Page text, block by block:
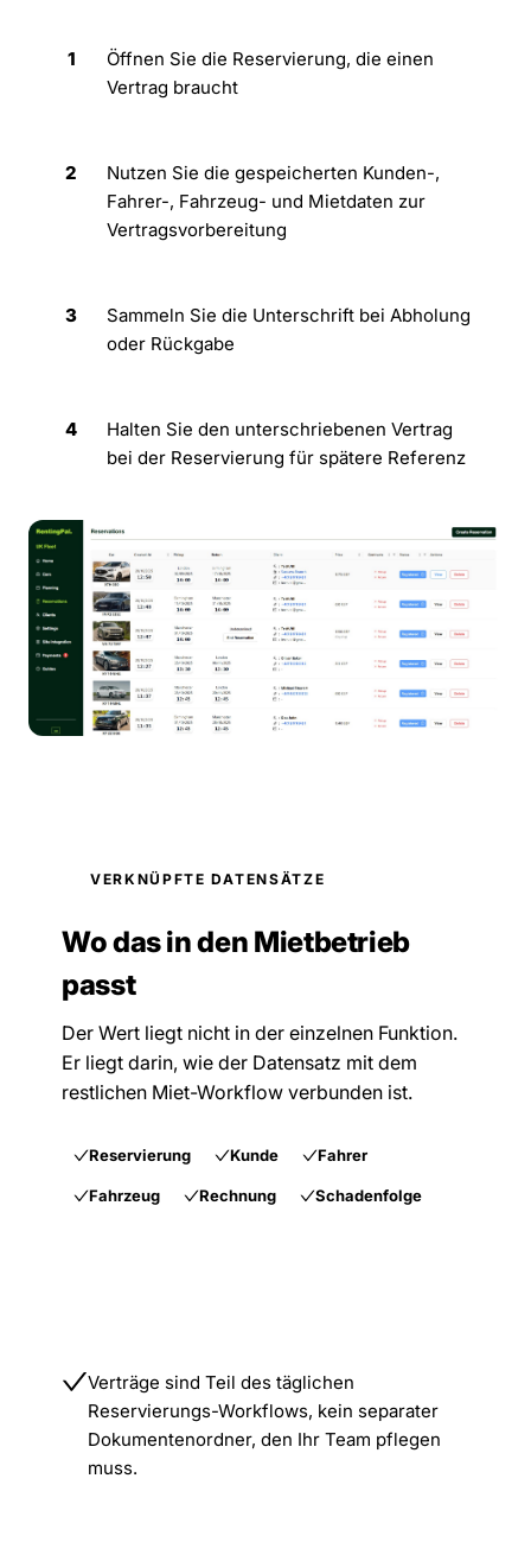
1
Öffnen Sie die Reservierung, die einen
Vertrag braucht
2
Nutzen Sie die gespeicherten Kunden-,
Fahrer-, Fahrzeug- und Mietdaten zur
Vertragsvorbereitung
3
Sammeln Sie die Unterschrift bei Abholung
oder Rückgabe
4
Halten Sie den unterschriebenen Vertrag
bei der Reservierung für spätere Referenz
VERKNÜPFTE DATENSÄTZE
Wo das in den Mietbetrieb
passt
Der Wert liegt nicht in der einzelnen Funktion.
Er liegt darin, wie der Datensatz mit dem
restlichen Miet-Workflow verbunden ist.
Reservierung Kunde Fahrer
Fahrzeug Rechnung Schadenfolge
Verträge sind Teil des täglichen
Reservierungs-Workflows, kein separater
Dokumentenordner, den Ihr Team pflegen
muss.